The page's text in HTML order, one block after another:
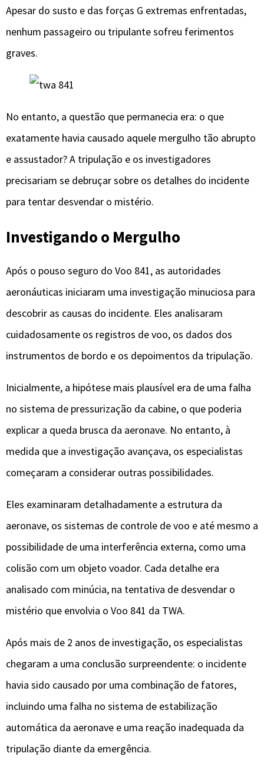
Apesar do susto e das forças G extremas enfrentadas,
nenhum passageiro ou tripulante sofreu ferimentos
graves.
No entanto, a questão que permanecia era: o que
exatamente havia causado aquele mergulho tão abrupto
e assustador? A tripulação e os investigadores
precisariam se debruçar sobre os detalhes do incidente
para tentar desvendar o mistério.
Investigando o Mergulho
Após o pouso seguro do Voo 841, as autoridades
aeronáuticas iniciaram uma investigação minuciosa para
descobrir as causas do incidente. Eles analisaram
cuidadosamente os registros de voo, os dados dos
instrumentos de bordo e os depoimentos da tripulação.
Inicialmente, a hipótese mais plausível era de uma falha
no sistema de pressurização da cabine, o que poderia
explicar a queda brusca da aeronave. No entanto, à
medida que a investigação avançava, os especialistas
começaram a considerar outras possibilidades.
Eles examinaram detalhadamente a estrutura da
aeronave, os sistemas de controle de voo e até mesmo a
possibilidade de uma interferência externa, como uma
colisão com um objeto voador. Cada detalhe era
analisado com minúcia, na tentativa de desvendar o
mistério que envolvia o Voo 841 da TWA.
Após mais de 2 anos de investigação, os especialistas
chegaram a uma conclusão surpreendente: o incidente
havia sido causado por uma combinação de fatores,
incluindo uma falha no sistema de estabilização
automática da aeronave e uma reação inadequada da
tripulação diante da emergência.